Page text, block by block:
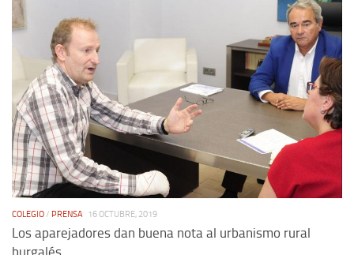
COLEGIO / PRENSA 16 OCTUBRE, 2019
Los aparejadores dan buena nota al urbanismo rural
burgalés.